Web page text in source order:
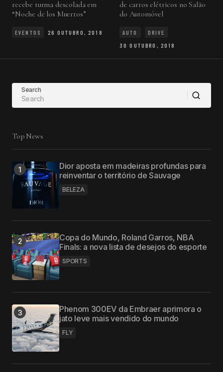
recebe turma descolada em
“Noche de los Muertos”
EVENTOS 26 OUTUBRO, 2018
de carros elétricos no Salão
do Automóvel
AUTO
DRIVE
30 OUTUBRO, 2018
Search
Top News
Dior aposta em madeiras profundas para
reinventar o território de Sauvage
BELEZA
Copa do Mundo, Roland Garros, NBA
Finals: a nova lista de desejos do esporte
SPORTS
Phenom 300EV da Embraer aprimora o
jato leve mais vendido do mundo
FLY